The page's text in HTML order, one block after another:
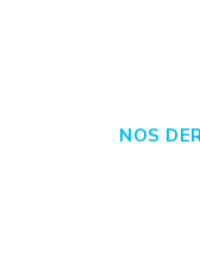
NOS